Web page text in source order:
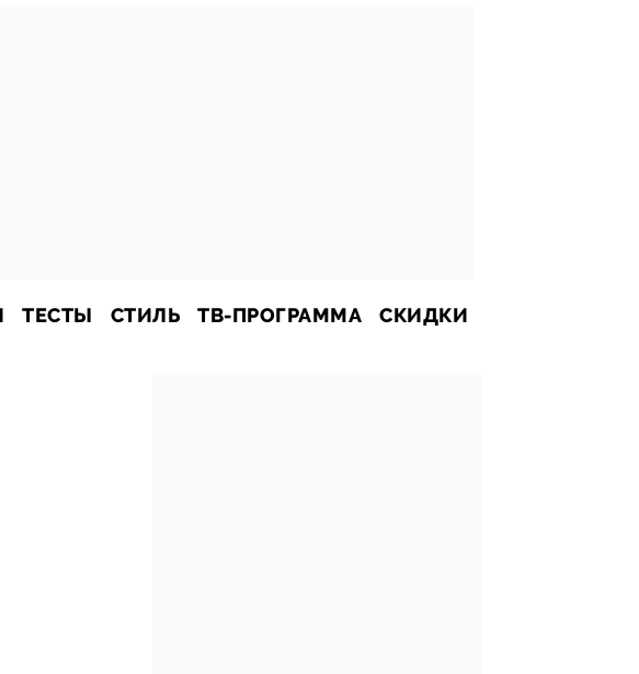
ТЕСТЫ СТИЛЬ ТВ-ПРОГРАММА СКИДКИ